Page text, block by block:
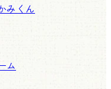
みくん
ム